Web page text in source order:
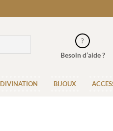
Besoin d’aide ?
DIVINATION BIJOUX